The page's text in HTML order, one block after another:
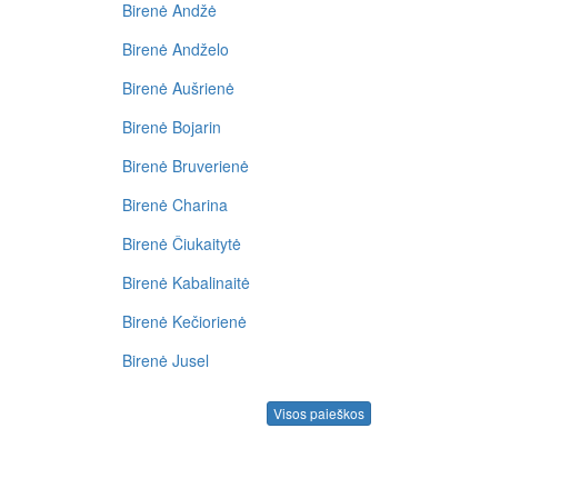
Birenė Andžė
Birenė Andželo
Birenė Aušrienė
Birenė Bojarin
Birenė Bruverienė
Birenė Charina
Birenė Čiukaitytė
Birenė Kabalinaitė
Birenė Kečiorienė
Birenė Jusel
Visos paieškos